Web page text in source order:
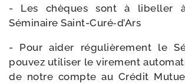
- Les chèques sont à libel­ler
Séminaire Saint-Curé‑d’Ars
- Pour aider régu­liè­re­ment le
pou­vez uti­li­ser le vire­ment
de notre compte au Crédit